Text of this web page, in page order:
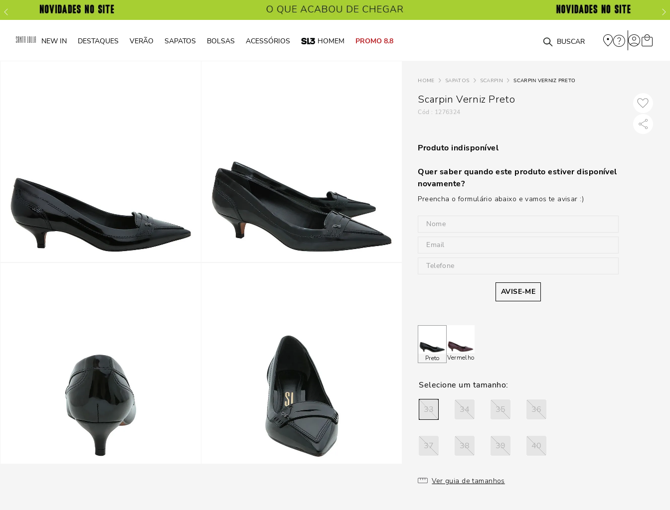
NEW IN DESTAQUES VERÃO SAPATOS BOLSAS ACESSÓRIOS HOMEM PROMO 8.8 O que você está procurando?
SAPATOS SCARPIN SCARPIN VERNIZ PRETO
Scarpin Verniz Preto
: 1276324
Produto indisponível
Quer saber quando este produto estiver disponível
novamente?
Preencha o formulário abaixo e vamos te avisar :)
AVISE-ME
Preto Vermelho
33 34 35 36
37 38 39 40
Ver guia de tamanhos